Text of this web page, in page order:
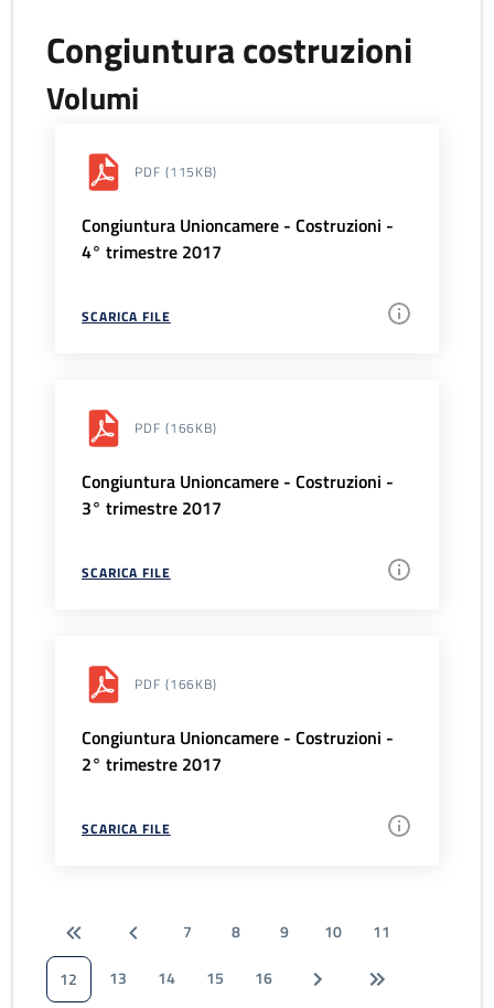
Congiuntura costruzioni
Volumi
PDF (115KB)
Congiuntura Unioncamere - Costruzioni -
4° trimestre 2017
SCARICA FILE
PDF (166KB)
Congiuntura Unioncamere - Costruzioni -
3° trimestre 2017
SCARICA FILE
PDF (166KB)
Congiuntura Unioncamere - Costruzioni -
2° trimestre 2017
SCARICA FILE
7 8 9 10
11
12
13 14 15 16